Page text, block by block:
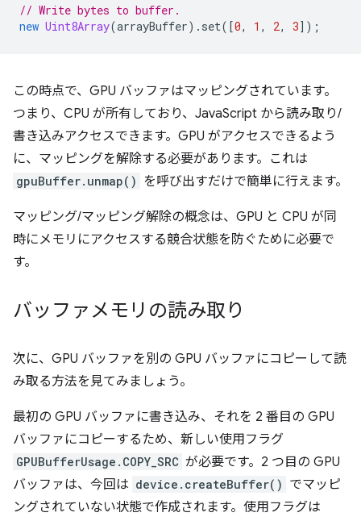
// Write bytes to buffer.
new Uint8Array(arrayBuffer). set([0, 1 , 2, 3]);
この時点で、GPU バッファはマッピングされています。
つまり、CPU が所有しており、JavaScript から読み取り/
書き込みアクセスできます。GPU がアクセスできるよう
に、マッピングを解除する必要があります。これは
gpuBuffer.unmap() を呼び出すだけで簡単に行えます。
マッピング/マッピング解除の概念は、GPU と CPU が同
時にメモリにアクセスする競合状態を防ぐために必要で
す。
バッファメモリの読み取り
次に、GPU バッファを別の GPU バッファにコピーして読
み取る方法を見てみましょう。
最初の GPU バッファに書き込み、それを 2 番目の GPU
バッファにコピーするため、新しい使用フラグ
GPUBufferUsage.COPY_SRC が必要です。2 つ目の GPU
バッファは、今回は device.createBuffer() でマッピ
ングされていない状態で作成されます。使用フラグは